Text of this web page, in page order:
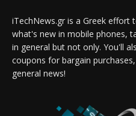
iTechNews.gr is a Greek
what's new in mobile phones,
in general but not only. You'll
coupons for bargain
general news!